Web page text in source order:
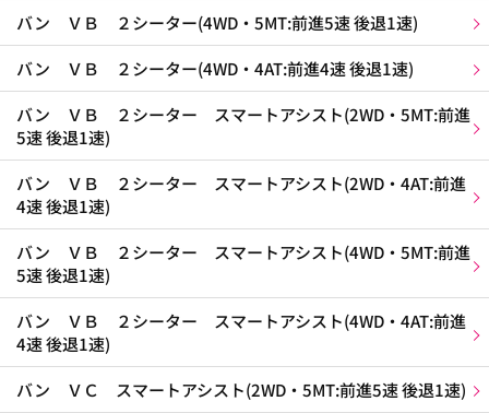
バン ＶＢ ２シーター(4WD・5MT:前進5速 後退1速)
バン ＶＢ ２シーター(4WD・4AT:前進4速 後退1速)
バン ＶＢ ２シーター スマートアシスト(2WD・5MT:前進
5速 後退1速)
バン ＶＢ ２シーター スマートアシスト(2WD・4AT:前進
4速 後退1速)
バン ＶＢ ２シーター スマートアシスト(4WD・5MT:前進
5速 後退1速)
バン ＶＢ ２シーター スマートアシスト(4WD・4AT:前進
4速 後退1速)
バン ＶＣ スマートアシスト(2WD・5MT:前進5速 後退1速)